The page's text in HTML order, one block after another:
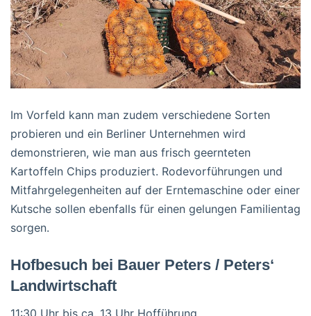
Im Vorfeld kann man zudem verschiedene Sorten
probieren und ein Berliner Unternehmen wird
demonstrieren, wie man aus frisch geernteten
Kartoffeln Chips produziert. Rodevorführungen und
Mitfahrgelegenheiten auf der Erntemaschine oder einer
Kutsche sollen ebenfalls für einen gelungen Familientag
sorgen.
Hofbesuch bei Bauer Peters / Peters‘
Landwirtschaft